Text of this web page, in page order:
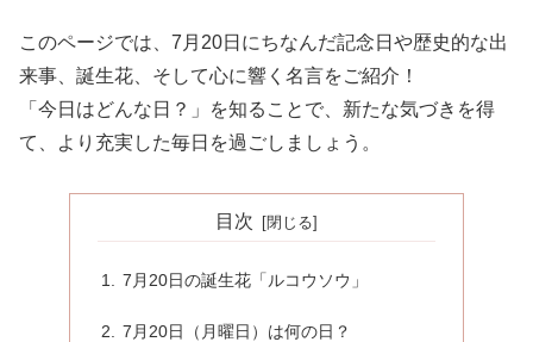
このページでは、7月20日にちなんだ記念日や歴史的な出
来事、誕生花、そして心に響く名言をご紹介！
「今日はどんな日？」を知ることで、新たな気づきを得
て、より充実した毎日を過ごしましょう。
目次
7月20日の誕生花「ルコウソウ」
7月20日（月曜日）は何の日？